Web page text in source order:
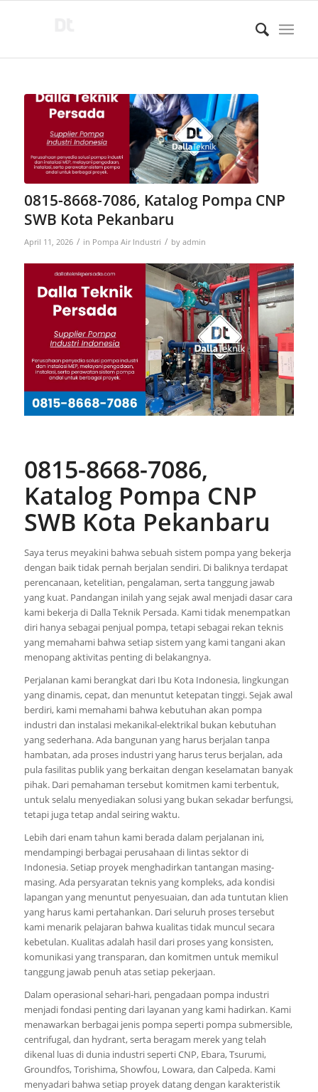
0815-8668-7086, Katalog Pompa CNP
SWB Kota Pekanbaru
April 11, 2026 / in Pompa Air Industri / by admin
0815-8668-7086,
Katalog Pompa CNP
SWB Kota Pekanbaru
Saya terus meyakini bahwa sebuah sistem pompa yang bekerja
dengan baik tidak pernah berjalan sendiri. Di baliknya terdapat
perencanaan, ketelitian, pengalaman, serta tanggung jawab
yang kuat. Pandangan inilah yang sejak awal menjadi dasar cara
kami bekerja di Dalla Teknik Persada. Kami tidak menempatkan
diri hanya sebagai penjual pompa, tetapi sebagai rekan teknis
yang memahami bahwa setiap sistem yang kami tangani akan
menopang aktivitas penting di belakangnya.
Perjalanan kami berangkat dari Ibu Kota Indonesia, lingkungan
yang dinamis, cepat, dan menuntut ketepatan tinggi. Sejak awal
berdiri, kami memahami bahwa kebutuhan akan pompa
industri dan instalasi mekanikal-elektrikal bukan kebutuhan
yang sederhana. Ada bangunan yang harus berjalan tanpa
hambatan, ada proses industri yang harus terus berjalan, ada
pula fasilitas publik yang berkaitan dengan keselamatan banyak
pihak. Dari pemahaman tersebut komitmen kami terbentuk,
untuk selalu menyediakan solusi yang bukan sekadar berfungsi,
tetapi juga tetap andal seiring waktu.
Lebih dari enam tahun kami berada dalam perjalanan ini,
mendampingi berbagai perusahaan di lintas sektor di
Indonesia. Setiap proyek menghadirkan tantangan masing-
masing. Ada persyaratan teknis yang kompleks, ada kondisi
lapangan yang menuntut penyesuaian, dan ada tuntutan klien
yang harus kami pertahankan. Dari seluruh proses tersebut
kami menarik pelajaran bahwa kualitas tidak muncul secara
kebetulan. Kualitas adalah hasil dari proses yang konsisten,
komunikasi yang transparan, dan komitmen untuk memikul
tanggung jawab penuh atas setiap pekerjaan.
Dalam operasional sehari-hari, pengadaan pompa industri
menjadi fondasi penting dari layanan yang kami hadirkan. Kami
menawarkan berbagai jenis pompa seperti pompa submersible,
centrifugal, dan hydrant, serta beragam merek yang telah
dikenal luas di dunia industri seperti CNP, Ebara, Tsurumi,
Groundfos, Torishima, Showfou, Lowara, dan Calpeda. Kami
menyadari bahwa setiap proyek datang dengan karakteristik